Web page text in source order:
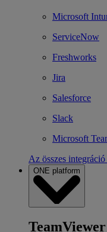
Microsoft
ServiceNow
Freshworks
Jira
Salesforce
Slack
Microsoft
Az összes
ONE platform